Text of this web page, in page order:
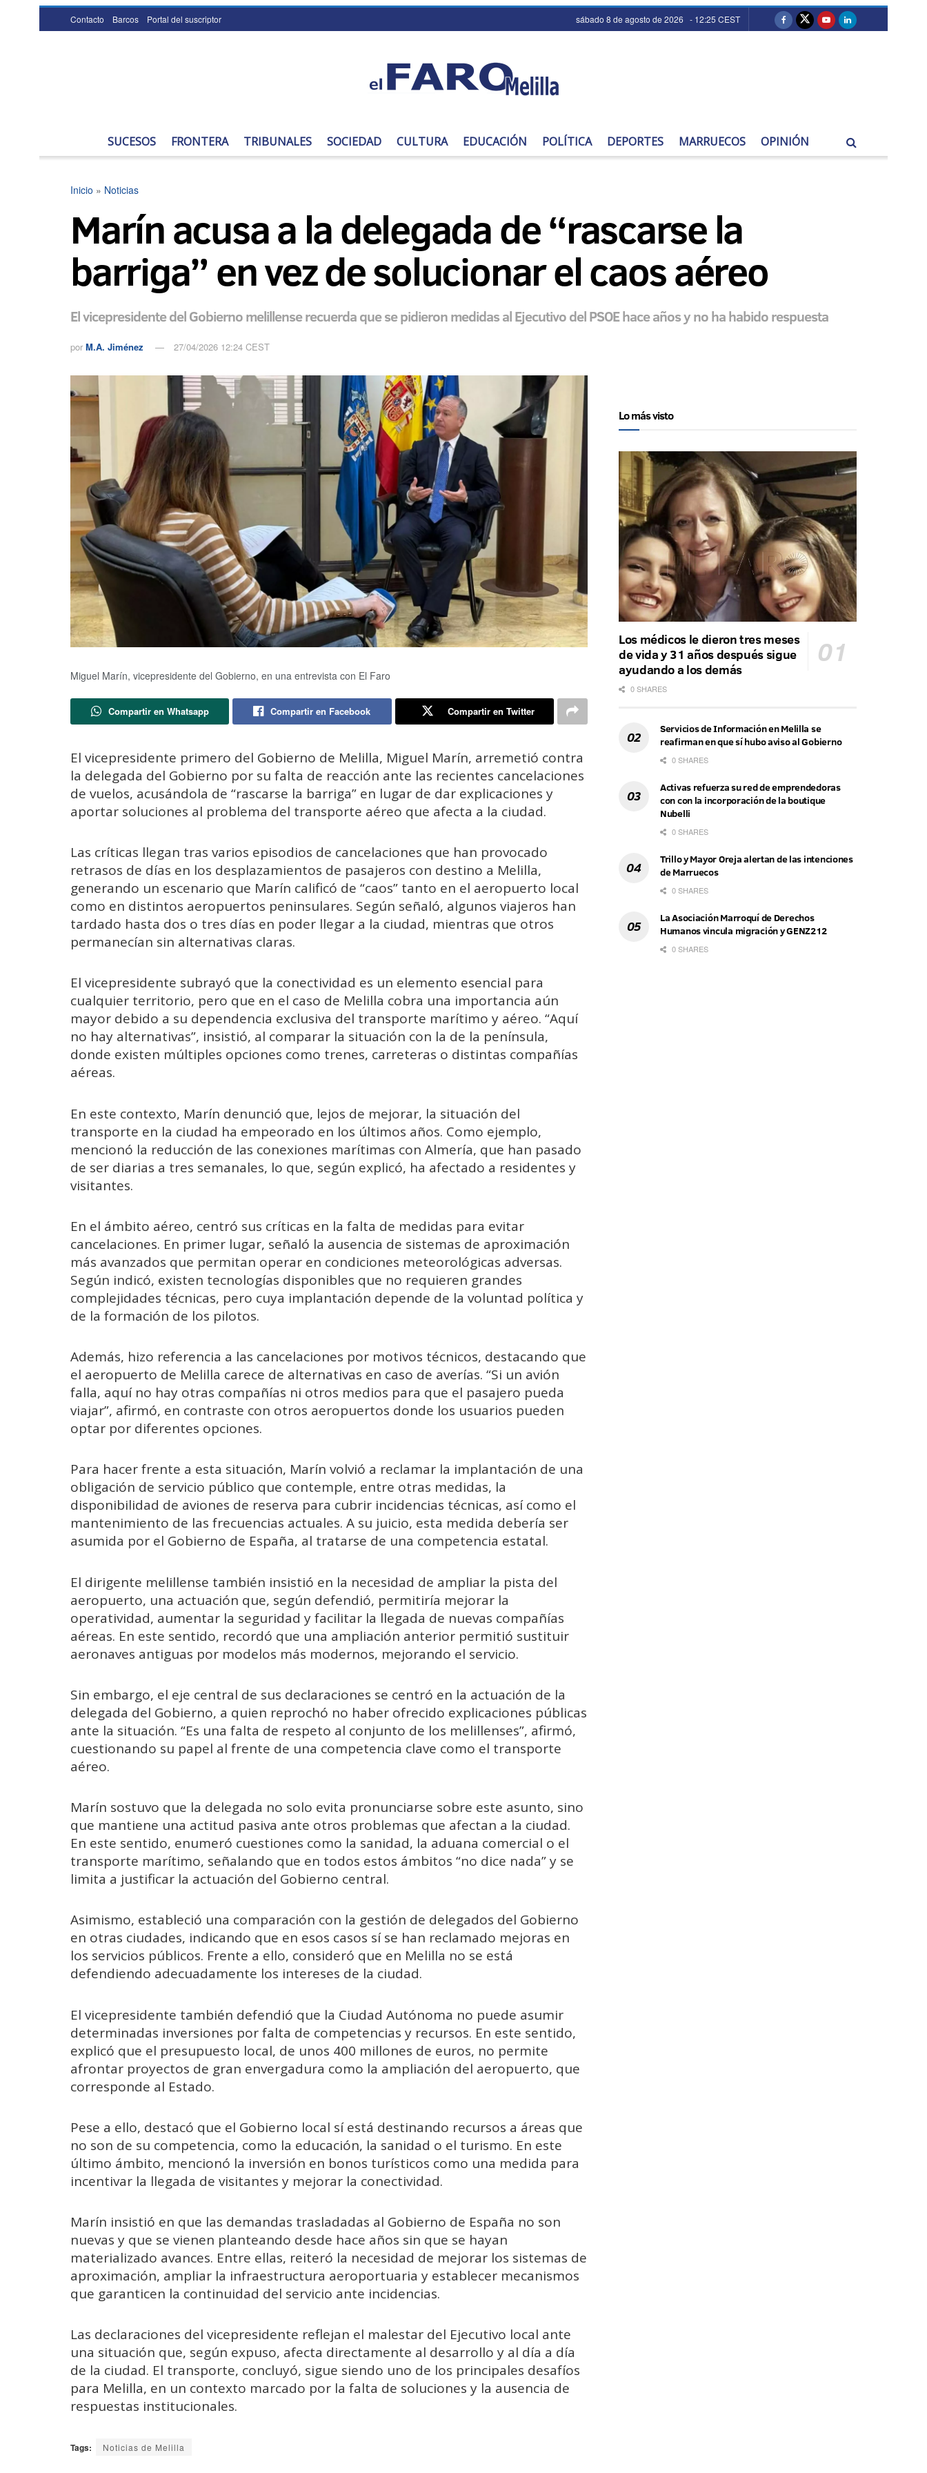
Contacto Barcos Portal del suscriptor sábado 8 de agosto de 2026 - 12:25 CEST
SUCESOS FRONTERA TRIBUNALES SOCIEDAD CULTURA EDUCACIÓN POLÍTICA DEPORTES MARRUECOS OPINIÓN
Inicio » Noticias
Marín acusa a la delegada de “rascarse la
barriga” en vez de solucionar el caos aéreo
El vicepresidente del Gobierno melillense recuerda que se pidieron medidas al Ejecutivo del PSOE hace años y no ha habido respuesta
por M.A. Jiménez 27/04/2026 12:24 CEST
Miguel Marín, vicepresidente del Gobierno, en una entrevista con El Faro
Compartir en Whatsapp Compartir en Facebook Compartir en Twitter
El vicepresidente primero del Gobierno de Melilla, Miguel Marín, arremetió contra
la delegada del Gobierno por su falta de reacción ante las recientes cancelaciones
de vuelos, acusándola de “rascarse la barriga” en lugar de dar explicaciones y
aportar soluciones al problema del transporte aéreo que afecta a la ciudad.
Las críticas llegan tras varios episodios de cancelaciones que han provocado
retrasos de días en los desplazamientos de pasajeros con destino a Melilla,
generando un escenario que Marín calificó de “caos” tanto en el aeropuerto local
como en distintos aeropuertos peninsulares. Según señaló, algunos viajeros han
tardado hasta dos o tres días en poder llegar a la ciudad, mientras que otros
permanecían sin alternativas claras.
El vicepresidente subrayó que la conectividad es un elemento esencial para
cualquier territorio, pero que en el caso de Melilla cobra una importancia aún
mayor debido a su dependencia exclusiva del transporte marítimo y aéreo. “Aquí
no hay alternativas”, insistió, al comparar la situación con la de la península,
donde existen múltiples opciones como trenes, carreteras o distintas compañías
aéreas.
En este contexto, Marín denunció que, lejos de mejorar, la situación del
transporte en la ciudad ha empeorado en los últimos años. Como ejemplo,
mencionó la reducción de las conexiones marítimas con Almería, que han pasado
de ser diarias a tres semanales, lo que, según explicó, ha afectado a residentes y
visitantes.
En el ámbito aéreo, centró sus críticas en la falta de medidas para evitar
cancelaciones. En primer lugar, señaló la ausencia de sistemas de aproximación
más avanzados que permitan operar en condiciones meteorológicas adversas.
Según indicó, existen tecnologías disponibles que no requieren grandes
complejidades técnicas, pero cuya implantación depende de la voluntad política y
de la formación de los pilotos.
Además, hizo referencia a las cancelaciones por motivos técnicos, destacando que
el aeropuerto de Melilla carece de alternativas en caso de averías. “Si un avión
falla, aquí no hay otras compañías ni otros medios para que el pasajero pueda
viajar”, afirmó, en contraste con otros aeropuertos donde los usuarios pueden
optar por diferentes opciones.
Para hacer frente a esta situación, Marín volvió a reclamar la implantación de una
obligación de servicio público que contemple, entre otras medidas, la
disponibilidad de aviones de reserva para cubrir incidencias técnicas, así como el
mantenimiento de las frecuencias actuales. A su juicio, esta medida debería ser
asumida por el Gobierno de España, al tratarse de una competencia estatal.
El dirigente melillense también insistió en la necesidad de ampliar la pista del
aeropuerto, una actuación que, según defendió, permitiría mejorar la
operatividad, aumentar la seguridad y facilitar la llegada de nuevas compañías
aéreas. En este sentido, recordó que una ampliación anterior permitió sustituir
aeronaves antiguas por modelos más modernos, mejorando el servicio.
Sin embargo, el eje central de sus declaraciones se centró en la actuación de la
delegada del Gobierno, a quien reprochó no haber ofrecido explicaciones públicas
ante la situación. “Es una falta de respeto al conjunto de los melillenses”, afirmó,
cuestionando su papel al frente de una competencia clave como el transporte
aéreo.
Marín sostuvo que la delegada no solo evita pronunciarse sobre este asunto, sino
que mantiene una actitud pasiva ante otros problemas que afectan a la ciudad.
En este sentido, enumeró cuestiones como la sanidad, la aduana comercial o el
transporte marítimo, señalando que en todos estos ámbitos “no dice nada” y se
limita a justificar la actuación del Gobierno central.
Asimismo, estableció una comparación con la gestión de delegados del Gobierno
en otras ciudades, indicando que en esos casos sí se han reclamado mejoras en
los servicios públicos. Frente a ello, consideró que en Melilla no se está
defendiendo adecuadamente los intereses de la ciudad.
El vicepresidente también defendió que la Ciudad Autónoma no puede asumir
determinadas inversiones por falta de competencias y recursos. En este sentido,
explicó que el presupuesto local, de unos 400 millones de euros, no permite
afrontar proyectos de gran envergadura como la ampliación del aeropuerto, que
corresponde al Estado.
Pese a ello, destacó que el Gobierno local sí está destinando recursos a áreas que
no son de su competencia, como la educación, la sanidad o el turismo. En este
último ámbito, mencionó la inversión en bonos turísticos como una medida para
incentivar la llegada de visitantes y mejorar la conectividad.
Marín insistió en que las demandas trasladadas al Gobierno de España no son
nuevas y que se vienen planteando desde hace años sin que se hayan
materializado avances. Entre ellas, reiteró la necesidad de mejorar los sistemas de
aproximación, ampliar la infraestructura aeroportuaria y establecer mecanismos
que garanticen la continuidad del servicio ante incidencias.
Las declaraciones del vicepresidente reflejan el malestar del Ejecutivo local ante
una situación que, según expuso, afecta directamente al desarrollo y al día a día
de la ciudad. El transporte, concluyó, sigue siendo uno de los principales desafíos
para Melilla, en un contexto marcado por la falta de soluciones y la ausencia de
respuestas institucionales.
Tags: Noticias de Melilla
Lo más visto
Los médicos le dieron tres meses
de vida y 31 años después sigue
ayudando a los demás
0 SHARES
Servicios de Información en Melilla se
reafirman en que sí hubo aviso al Gobierno
0 SHARES
Activas refuerza su red de emprendedoras
con con la incorporación de la boutique
Nubelli
0 SHARES
Trillo y Mayor Oreja alertan de las intenciones
de Marruecos
0 SHARES
La Asociación Marroquí de Derechos
Humanos vincula migración y GENZ212
0 SHARES